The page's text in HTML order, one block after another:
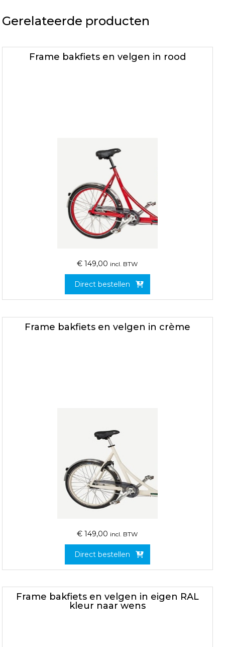
Gerelateerde producten
Frame bakfiets en velgen in rood
€ 149,00 incl. BTW
Direct bestellen
Frame bakfiets en velgen in crème
€ 149,00 incl. BTW
Direct bestellen
Frame bakfiets en velgen in eigen RAL
kleur naar wens